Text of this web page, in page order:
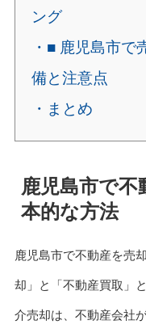
ング
・■ 鹿児島市で
備と注意点
・まとめ
鹿児島市で
本的な方法
鹿児島市で不動産を売
却」と「不動産買取」
介売却は、不動産会社